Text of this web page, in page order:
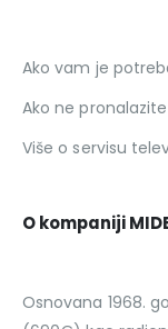
Ako vam je
Ako ne
Više o servisu
O kompaniji
Osnovana 1968.